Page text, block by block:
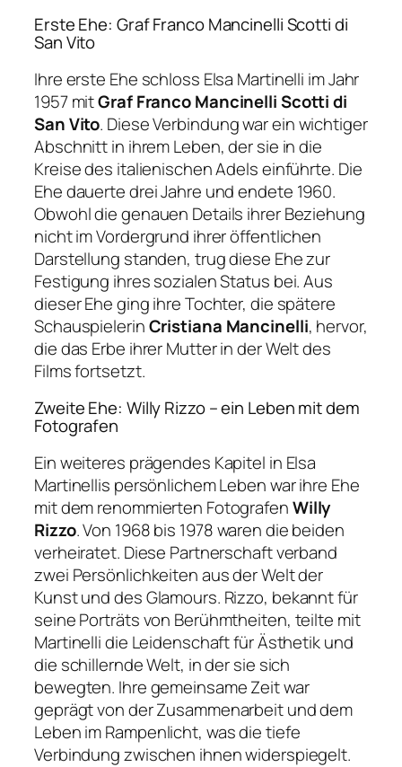
Erste Ehe: Graf Franco Mancinelli Scotti di
San Vito
Ihre erste Ehe schloss Elsa Martinelli im Jahr
1957 mitGraf Franco Mancinelli Scotti di
San Vito. Diese Verbindung war ein wichtiger
Abschnitt in ihrem Leben, der sie in die
Kreise des italienischen Adels einführte. Die
Ehe dauerte drei Jahre und endete 1960.
Obwohl die genauen Details ihrer Beziehung
nicht im Vordergrund ihrer öffentlichen
Darstellung standen, trug diese Ehe zur
Festigung ihres sozialen Status bei. Aus
dieser Ehe ging ihre Tochter, die spätere
SchauspielerinCristiana Mancinelli, hervor,
die das Erbe ihrer Mutter in der Welt des
Films fortsetzt.
Zweite Ehe: Willy Rizzo – ein Leben mit dem
Fotografen
Ein weiteres prägendes Kapitel in Elsa
Martinellis persönlichem Leben war ihre Ehe
mit dem renommierten FotografenWilly
Rizzo. Von 1968 bis 1978 waren die beiden
verheiratet. Diese Partnerschaft verband
zwei Persönlichkeiten aus der Welt der
Kunst und des Glamours. Rizzo, bekannt für
seine Porträts von Berühmtheiten, teilte mit
Martinelli die Leidenschaft für Ästhetik und
die schillernde Welt, in der sie sich
bewegten. Ihre gemeinsame Zeit war
geprägt von der Zusammenarbeit und dem
Leben im Rampenlicht, was die tiefe
Verbindung zwischen ihnen widerspiegelt.